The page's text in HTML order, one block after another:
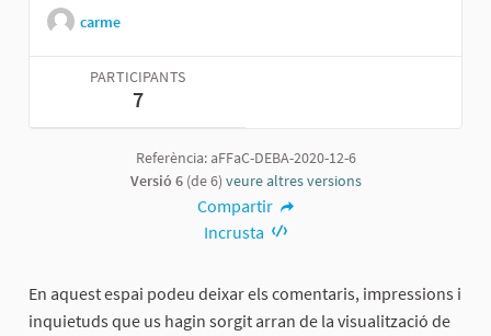
carme
PARTICIPANTS
7
Referència: aFFaC-DEBA-2020-12-6
Versió 6(de 6) veure altres versions
Compartir
Incrusta
En aquest espai podeu deixar els comentaris, impressions i
inquietuds que us hagin sorgit arran de la visualització de